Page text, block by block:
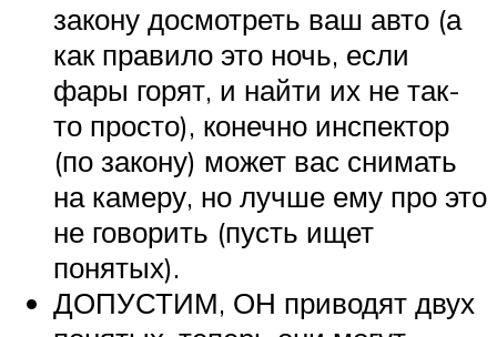
закону досмотреть ваш авто (а
как правило это ночь, если
фары горят, и найти их не так-
то просто), конечно инспектор
(по закону) может вас снимать
на камеру, но лучше ему про это
не говорить (пусть ищет
понятых).
ДОПУСТИМ, ОН приводят двух